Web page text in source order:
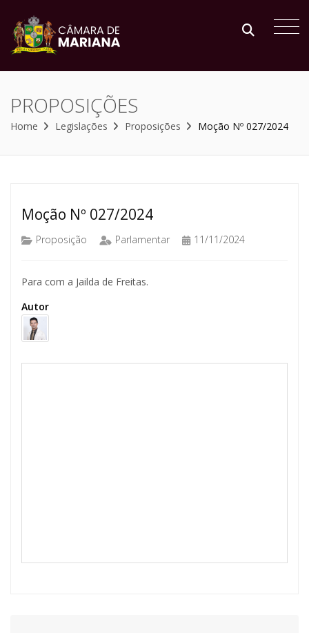
PROPOSIÇÕES
Home Legislações Proposições Moção Nº 027/2024
Moção Nº 027/2024
Proposição Parlamentar 11/11/2024
Para com a Jailda de Freitas.
Autor